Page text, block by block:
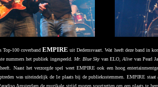
Top-100 coverband EMPIREuit Dedemsvaart. Wat heeft deze band in
nummers het publiek ingespeeld. Mr. Blue Skyvan ELO,Alivevan Pearl
Naast het verzorgde spel weet EMPIRE ook een hoog
was uiteindelijk de 1e plaats bij de publieksstemmen. EMPIRE
Amsterdam de muzikale strijd mogen voortzetten om een plaats te